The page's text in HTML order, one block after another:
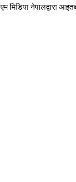
नेपालद्वारा